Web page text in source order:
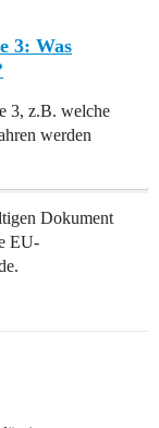
3: Was
3, z.B. welche
werden
Dokument
EU-